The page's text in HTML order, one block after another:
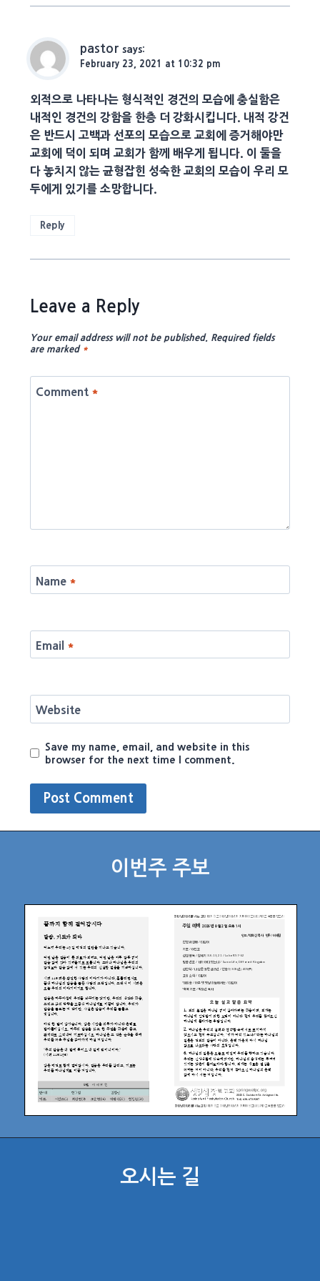
pastor says:
February 23, 2021 at 10:32 pm
외적으로 나타나는 형식적인 경건의 모습에 충실함은
내적인 경건의 강함을 한층 더 강화시킵니다. 내적 강건
은 반드시 고백과 선포의 모습으로 교회에 증거해야만
교회에 덕이 되며 교회가 함께 배우게 됩니다. 이 둘을
다 놓치지 않는 균형잡힌 성숙한 교회의 모습이 우리 모
두에게 있기를 소망합니다.
Reply
Leave a Reply
Your email address will not be published. Required fields
are marked *
Comment *
Name *
Email *
Website
Save my name, email, and website in this
browser for the next time I comment.
이번주 주보
오시는 길